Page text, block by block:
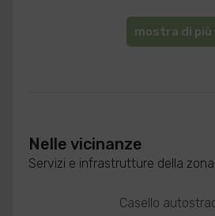
mostra di più
Nelle vicinanze
Servizi e infrastrutture della zona
Casello